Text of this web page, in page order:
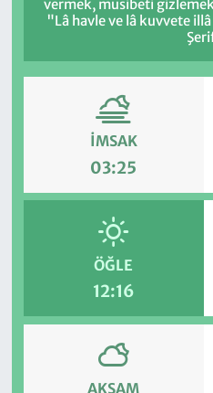
vermek, musibeti
"Lâ havle ve lâ kuvvete
İMSAK
03:25
ÖĞLE
12:16
AKŞAM